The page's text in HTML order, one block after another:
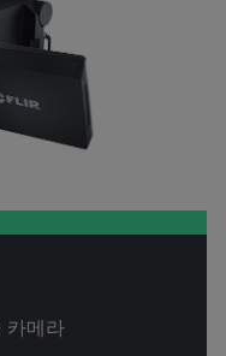
카메라